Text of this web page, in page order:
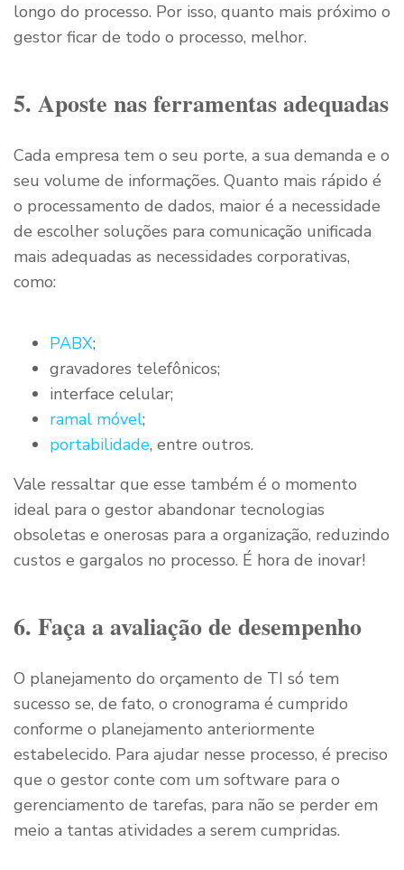
longo do processo. Por isso, quanto mais próximo o
gestor ficar de todo o processo, melhor.
5. Aposte nas ferramentas adequadas
Cada empresa tem o seu porte, a sua demanda e o
seu volume de informações. Quanto mais rápido é
o processamento de dados, maior é a necessidade
de escolher soluções para comunicação unificada
mais adequadas as necessidades corporativas,
como:
PABX;
gravadores telefônicos;
interface celular;
ramal móvel;
portabilidade, entre outros.
Vale ressaltar que esse também é o momento
ideal para o gestor abandonar tecnologias
obsoletas e onerosas para a organização, reduzindo
custos e gargalos no processo. É hora de inovar!
6. Faça a avaliação de desempenho
O planejamento do orçamento de TI só tem
sucesso se, de fato, o cronograma é cumprido
conforme o planejamento anteriormente
estabelecido. Para ajudar nesse processo, é preciso
que o gestor conte com um software para o
gerenciamento de tarefas, para não se perder em
meio a tantas atividades a serem cumpridas.